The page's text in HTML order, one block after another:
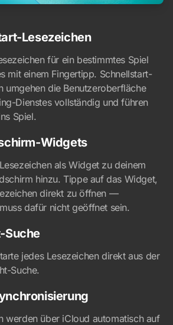
Lesezeichen
für ein bestimmtes Spiel
mit einem Fingertipp. Schnellstart-
umgehen die Benutzeroberfläche
Dienstes vollständig und führen
Spiel.
Widgets
als Widget zu deinem
hinzu. Tippe auf das Widget,
direkt zu öffnen —
dafür nicht geöffnet sein.
Suche
jedes Lesezeichen direkt aus der
Suche.
werden über iCloud automatisch auf